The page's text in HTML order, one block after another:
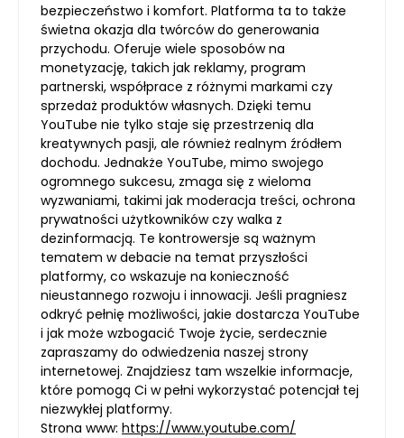
bezpieczeństwo i komfort. Platforma ta to także
świetna okazja dla twórców do generowania
przychodu. Oferuje wiele sposobów na
monetyzację, takich jak reklamy, program
partnerski, współprace z różnymi markami czy
sprzedaż produktów własnych. Dzięki temu
YouTube nie tylko staje się przestrzenią dla
kreatywnych pasji, ale również realnym źródłem
dochodu. Jednakże YouTube, mimo swojego
ogromnego sukcesu, zmaga się z wieloma
wyzwaniami, takimi jak moderacja treści, ochrona
prywatności użytkowników czy walka z
dezinformacją. Te kontrowersje są ważnym
tematem w debacie na temat przyszłości
platformy, co wskazuje na konieczność
nieustannego rozwoju i innowacji. Jeśli pragniesz
odkryć pełnię możliwości, jakie dostarcza YouTube
i jak może wzbogacić Twoje życie, serdecznie
zapraszamy do odwiedzenia naszej strony
internetowej. Znajdziesz tam wszelkie informacje,
które pomogą Ci w pełni wykorzystać potencjał tej
niezwykłej platformy.
Strona www: https://www.youtube.com/